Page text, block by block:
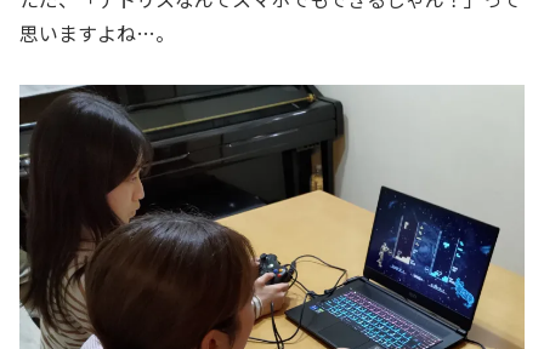
思いますよね…。